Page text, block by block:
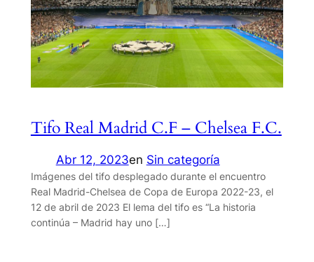
Tifo Real Madrid C.F – Chelsea F.C.
Abr 12, 2023en Sin categoría
Imágenes del tifo desplegado durante el encuentro
Real Madrid-Chelsea de Copa de Europa 2022-23, el
12 de abril de 2023 El lema del tifo es “La historia
continúa – Madrid hay uno […]